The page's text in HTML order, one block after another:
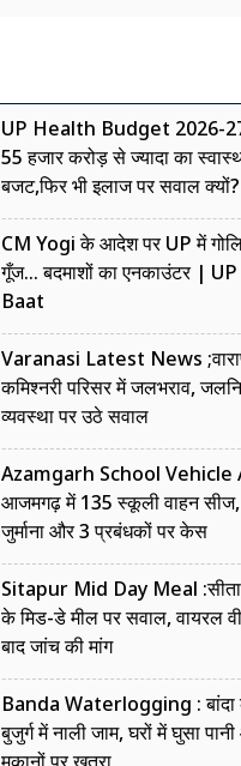
UP Health Budget 2026-
55 हजार करोड़ से ज्यादा का
बजट,फिर भी इलाज पर सवाल क्यों?
CM Yogi के आदेश पर UP में
गूँज... बदमाशों का एनकाउंटर |
Baat
Varanasi Latest News
कमिश्नरी परिसर में जलभराव,
व्यवस्था पर उठे सवाल
Azamgarh School Vehicle
आजमगढ़ में 135 स्कूली वाहन
जुर्माना और 3 प्रबंधकों पर केस
Sitapur Mid Day Meal
के मिड-डे मील पर सवाल, वायरल
बाद जांच की मांग
Banda Waterlogging : बांदा
बुजुर्ग में नाली जाम, घरों में घुसा